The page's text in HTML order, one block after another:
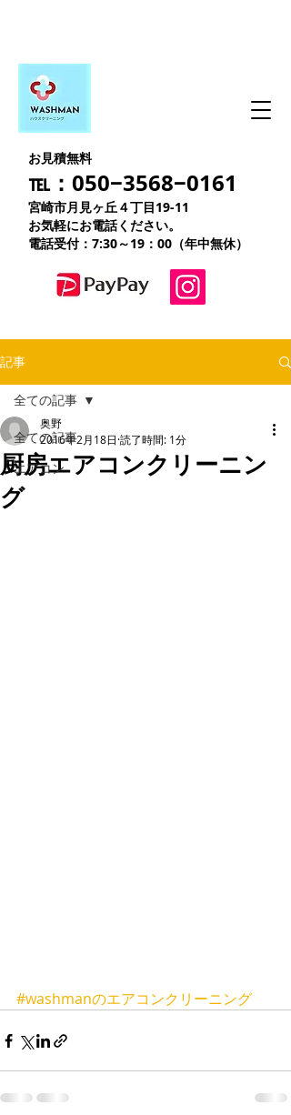
お見積無料
℡：050−3568−0161
宮崎市月見ヶ丘４丁目19-11
お気軽にお電話ください。
電話受付：7:30～19：00（年中無休）
記事
全ての記事
エアコン
全ての記事
厨房エアコンクリーニン
グ
奥野
2016年2月18日 読了時間: 1分
#washmanのエアコンクリーニング